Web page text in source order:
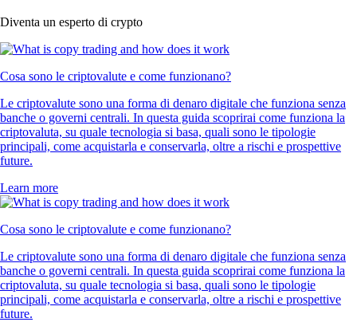
Diventa un esperto di crypto
Cosa sono le criptovalute e come funzionano?
Le criptovalute sono una forma di denaro digitale che funziona senza
banche o governi centrali. In questa guida scoprirai come funziona la
criptovaluta, su quale tecnologia si basa, quali sono le tipologie
principali, come acquistarla e conservarla, oltre a rischi e prospettive
future.
Learn more
Cosa sono le criptovalute e come funzionano?
Le criptovalute sono una forma di denaro digitale che funziona senza
banche o governi centrali. In questa guida scoprirai come funziona la
criptovaluta, su quale tecnologia si basa, quali sono le tipologie
principali, come acquistarla e conservarla, oltre a rischi e prospettive
future.